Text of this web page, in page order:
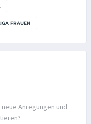
FRAUEN
Anregungen und